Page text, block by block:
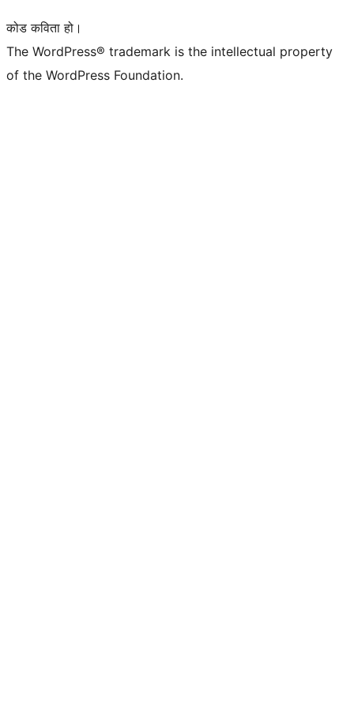
कोड कविता हो।
The WordPress® trademark is the intellectual property
of the WordPress Foundation.